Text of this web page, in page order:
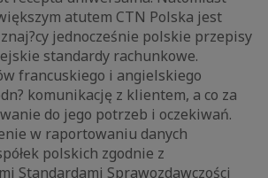
atutem CTN Polska jest
znaj?cy jednocześnie polskie przepisy
standardy rachunkowe.
francuskiego i angielskiego
komunikację z klientem, a co za
do jego potrzeb i oczekiwań.
w raportowaniu danych
polskich zgodnie z
Standardami Sprawozdawczości